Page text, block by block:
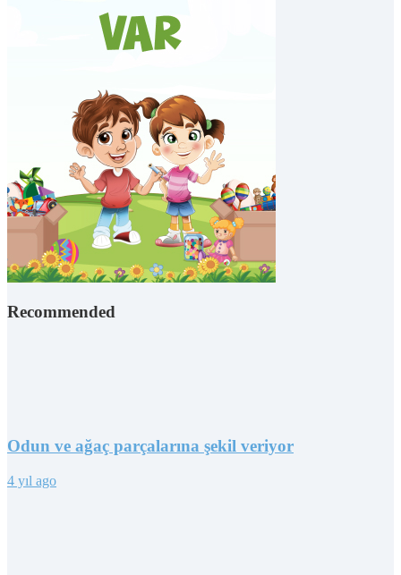
Recommended
Odun ve ağaç parçalarına şekil veriyor
4 yıl ago